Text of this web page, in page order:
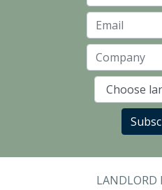
LANDLORD